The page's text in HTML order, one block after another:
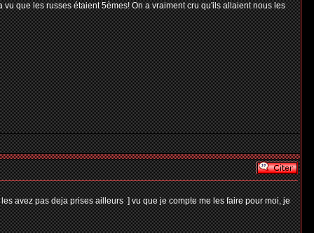
que les russes étaient 5èmes! On a vraiment cru qu'ils allaient nous les
les avez pas deja prises ailleurs] vu que je compte me les faire pour moi, je